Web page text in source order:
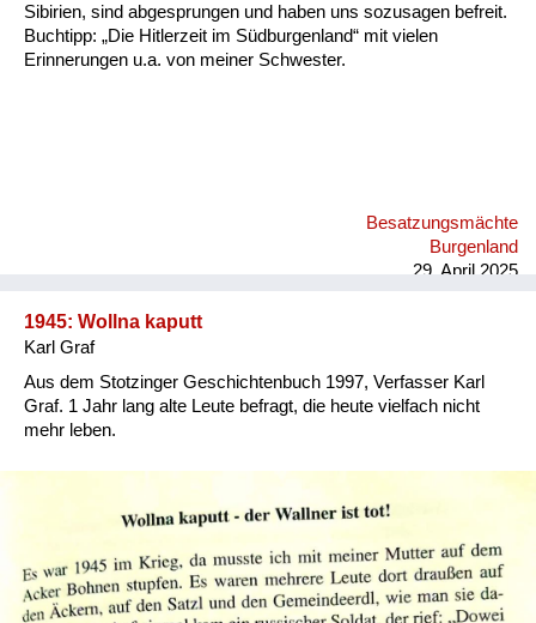
Sibirien, sind abgesprungen und haben uns sozusagen befreit.
Buchtipp: „Die Hitlerzeit im Südburgenland“ mit vielen
Erinnerungen u.a. von meiner Schwester.
Besatzungsmächte
Burgenland
29. April 2025
1945: Wollna kaputt
Karl Graf
Aus dem Stotzinger Geschichtenbuch 1997, Verfasser Karl
Graf. 1 Jahr lang alte Leute befragt, die heute vielfach nicht
mehr leben.